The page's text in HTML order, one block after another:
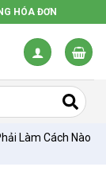
HÓA ĐƠN
Làm Cách Nào